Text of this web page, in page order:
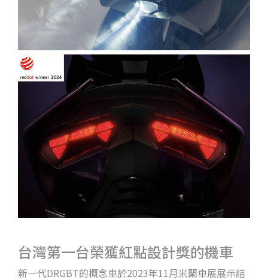
台灣第一台榮獲紅點設計獎的機車
新一代DRGBT的概念車於2023年11月米蘭車展展示結